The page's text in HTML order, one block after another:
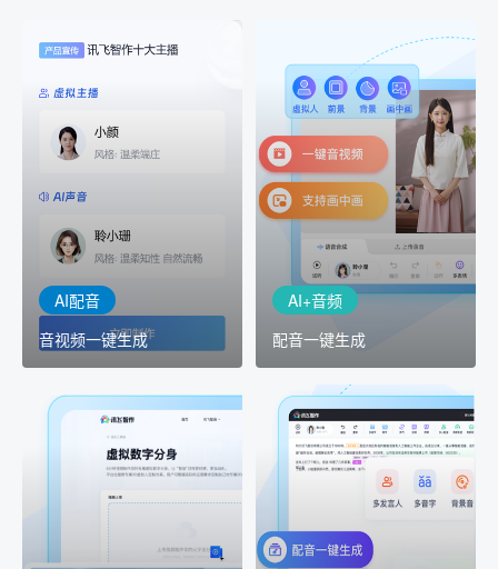
AI配音
音视频一键生成
AI配音
音视频一键生成
室"中输入文本或录音，一
出
AI+音频
配音一键生成
AI+音频
配音一键生成
AI+音频：基于全球领先的
TTS能力打造的AI音频制作
工具，输入文本、选择发
音人即可一键生成专业音
AI+创意
精品声音复刻
AI+创意：AIGC 能力集中
讯飞智作：让每一个内容